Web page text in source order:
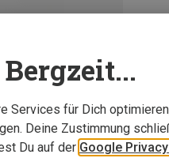
Services für Dich
Deine Zustimmung
Du auf der Google